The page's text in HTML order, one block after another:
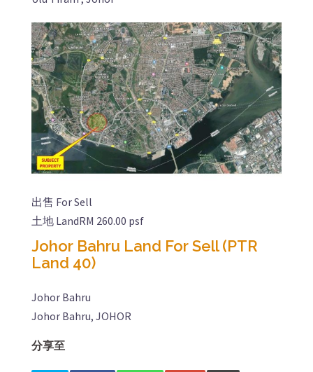
出售 For Sell
土地 LandRM 260.00 psf
Johor Bahru Land For Sell (PTR
Land 40)
Johor Bahru
Johor Bahru, JOHOR
分享至